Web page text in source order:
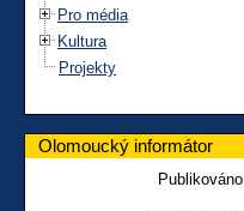
Pro média
Kultura
Projekty
Olomoucký informátor